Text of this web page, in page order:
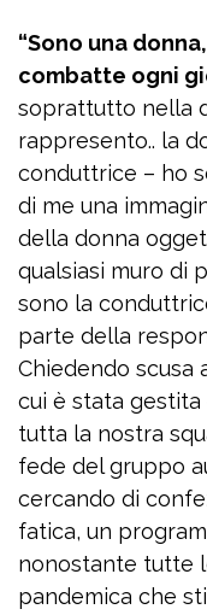
“Sono una
combatte ogni
soprattutto nella
rappresento.. la
conduttrice – ho
di me una
della donna
qualsiasi muro di
sono la
parte della
Chiedendo scusa
cui è stata
tutta la nostra
fede del gruppo
cercando di
fatica, un
nonostante tutte
pandemica che